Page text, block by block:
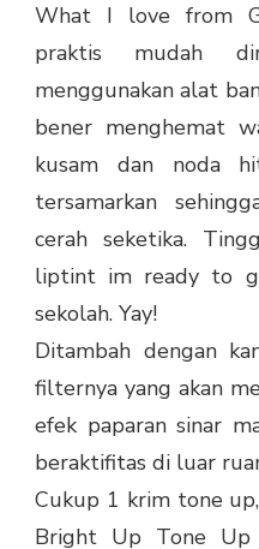
What I love from
praktis mudah
menggunakan alat
bener menghemat
kusam dan noda
tersamarkan
cerah seketika.
liptint im ready to
sekolah. Yay!
Ditambah dengan
filternya yang akan
efek paparan sinar
beraktifitas di luar
Cukup 1 krim tone
Bright Up Tone Up